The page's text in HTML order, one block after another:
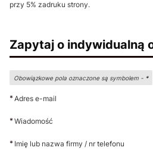
przy 5% zadruku strony.
Zapytaj o indywidualną
Obowiązkowe pola oznaczone są symbolem - *
*Adres e-mail
*Wiadomość
* Imię lub nazwa firmy / nr telefonu